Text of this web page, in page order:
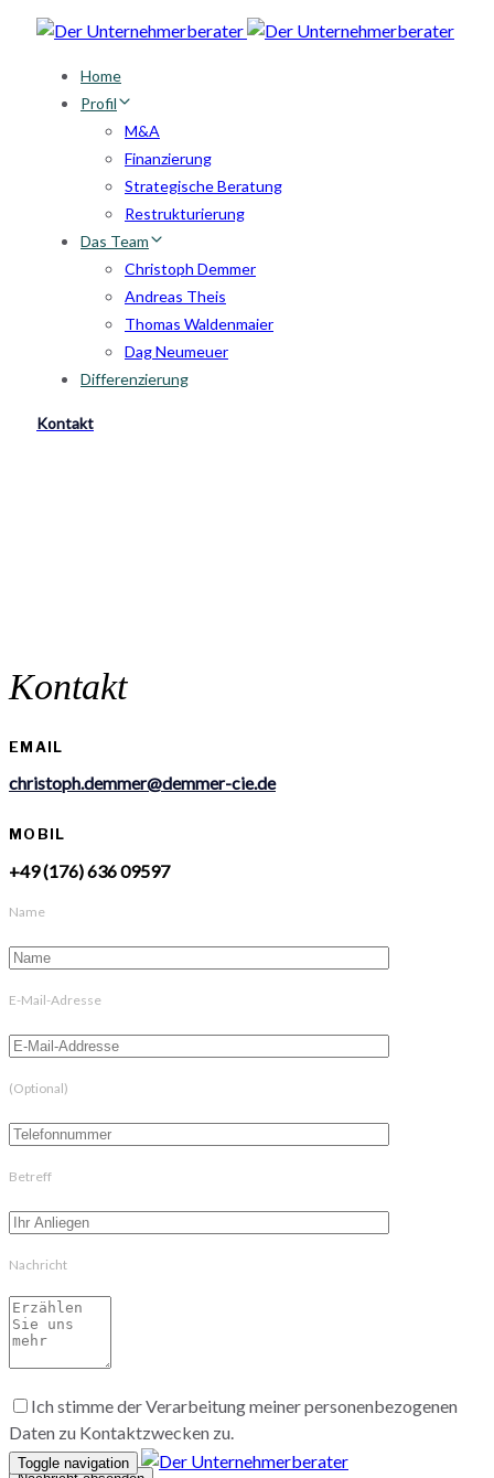
Skip
Skip
primary
navigation
Home
Profil
M&A
Finanzierung
Strategische Beratung
Restrukturierung
Das Team
Christoph Demmer
Andreas Theis
Thomas Waldenmaier
Dag Neumeuer
Differenzierung
Kontakt
Kontakt
EMAIL
christoph.demmer@demmer-cie.de
MOBIL
+49 (176) 636 09597
Name
E-Mail-Adresse
(Optional)
Betreff
Nachricht
Ich stimme der Verarbeitung meiner personenbezogenen
Daten zu Kontaktzwecken zu.
Toggle navigation